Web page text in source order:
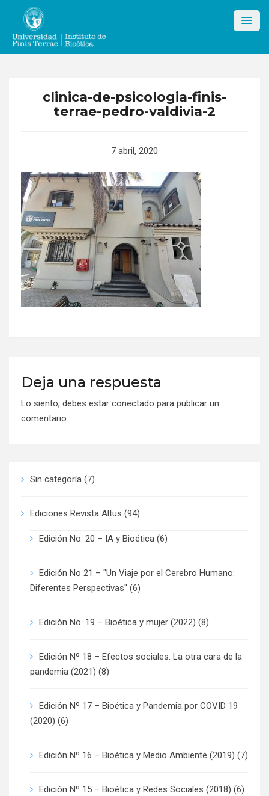
content
clinica-de-psicologia-finis-
terrae-pedro-valdivia-2
7 abril, 2020
Deja una respuesta
Lo siento, debes estar conectado para publicar un
comentario.
Sin categoría (7)
Ediciones Revista Altus (94)
Edición No. 20 – IA y Bioética (6)
Edición No 21 – "Un Viaje por el Cerebro Humano:
Diferentes Perspectivas" (6)
Edición No. 19 – Bioética y mujer (2022) (8)
Edición Nº 18 – Efectos sociales. La otra cara de la
pandemia (2021) (8)
Edición Nº 17 – Bioética y Pandemia por COVID 19
(2020) (6)
Edición Nº 16 – Bioética y Medio Ambiente (2019) (7)
Edición Nº 15 – Bioética y Redes Sociales (2018) (6)